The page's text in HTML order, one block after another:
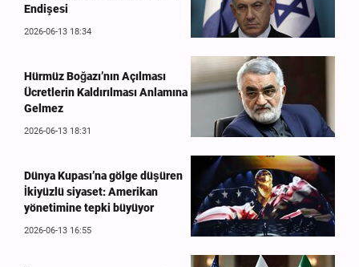
Endişesi
2026-06-13 18:34
Hürmüz Boğazı’nın Açılması
Ücretlerin Kaldırılması Anlamına
Gelmez
2026-06-13 18:31
Dünya Kupası’na gölge düşüren
İkiyüzlü siyaset: Amerikan
yönetimine tepki büyüyor
2026-06-13 16:55